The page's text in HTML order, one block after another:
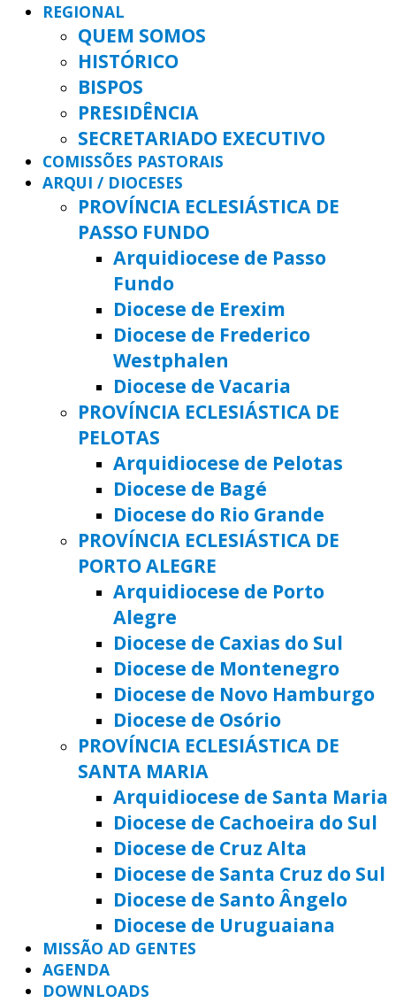
REGIONAL
QUEM SOMOS
HISTÓRICO
BISPOS
PRESIDÊNCIA
SECRETARIADO EXECUTIVO
COMISSÕES PASTORAIS
ARQUI / DIOCESES
PROVÍNCIA ECLESIÁSTICA DE
PASSO FUNDO
Arquidiocese de Passo
Fundo
Diocese de Erexim
Diocese de Frederico
Westphalen
Diocese de Vacaria
PROVÍNCIA ECLESIÁSTICA DE
PELOTAS
Arquidiocese de Pelotas
Diocese de Bagé
Diocese do Rio Grande
PROVÍNCIA ECLESIÁSTICA DE
PORTO ALEGRE
Arquidiocese de Porto
Alegre
Diocese de Caxias do Sul
Diocese de Montenegro
Diocese de Novo Hamburgo
Diocese de Osório
PROVÍNCIA ECLESIÁSTICA DE
SANTA MARIA
Arquidiocese de Santa Maria
Diocese de Cachoeira do Sul
Diocese de Cruz Alta
Diocese de Santa Cruz do Sul
Diocese de Santo Ângelo
Diocese de Uruguaiana
MISSÃO AD GENTES
AGENDA
DOWNLOADS